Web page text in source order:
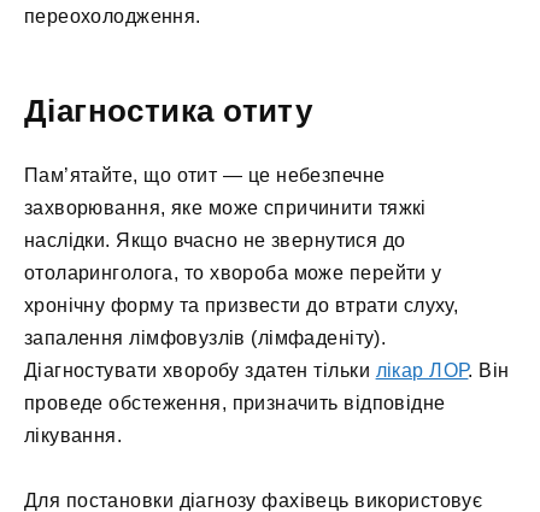
переохолодження.
Діагностика отиту
Пам’ятайте, що отит — це небезпечне
захворювання, яке може спричинити тяжкі
наслідки. Якщо вчасно не звернутися до
отоларинголога, то хвороба може перейти у
хронічну форму та призвести до втрати слуху,
запалення лімфовузлів (лімфаденіту).
Діагностувати хворобу здатен тільки лікар ЛОР. Він
проведе обстеження, призначить відповідне
лікування.
Для постановки діагнозу фахівець використовує